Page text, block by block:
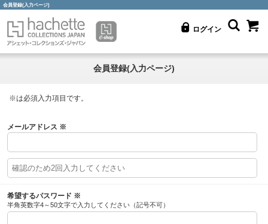
会員登録(入力ページ)
ログイン
会員登録(入力ページ)
※は必須入力項目です。
メールアドレス ※
希望するパスワード ※
半角英数字4～50文字で入力してください（記号不可）